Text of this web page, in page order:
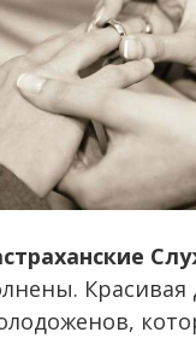
Красивая